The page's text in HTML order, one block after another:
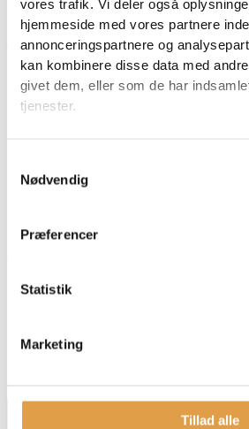
vores trafik. Vi deler også
hjemmeside med vores partnere
annonceringspartnere og
kan kombinere disse data med
givet dem, eller som de har
tjenester.
Nødvendig
Præferencer
Statistik
Marketing
Tillad alle
Fisher?Price Laugh & Learn Smart
musikalsk hvalpefigur, der lærer
former gennem lys og over 80 sange
Den har tre “Smart Stages”-niveauer,
barnets udviklingstrin og vokser med
Indhold: 1 plyshvalp med 5
Har du spørgsmål til denne vare?